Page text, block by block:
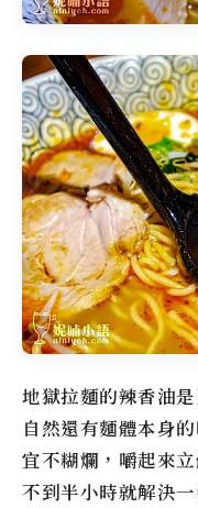
地獄拉麵的辣香油
自然還有麵體本身
宜不糊爛，嚼起來
不到半小時就解決